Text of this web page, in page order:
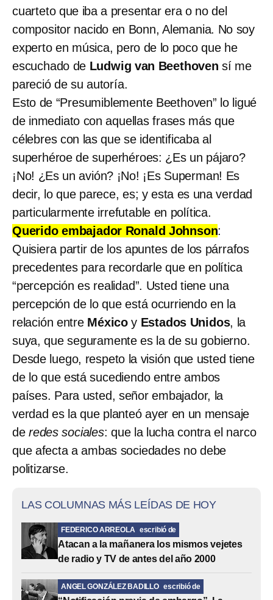
cuarteto que iba a presentar era o no del
compositor nacido en Bonn, Alemania. No soy
experto en música, pero de lo poco que he
escuchado de Ludwig van Beethoven sí me
pareció de su autoría.
Esto de “Presumiblemente Beethoven” lo ligué
de inmediato con aquellas frases más que
célebres con las que se identificaba al
superhéroe de superhéroes: ¿Es un pájaro?
¡No! ¿Es un avión? ¡No! ¡Es Superman! Es
decir, lo que parece, es; y esta es una verdad
particularmente irrefutable en política.
Querido embajador Ronald Johnson:
Quisiera partir de los apuntes de los párrafos
precedentes para recordarle que en política
“percepción es realidad”. Usted tiene una
percepción de lo que está ocurriendo en la
relación entre México y Estados Unidos, la
suya, que seguramente es la de su gobierno.
Desde luego, respeto la visión que usted tiene
de lo que está sucediendo entre ambos
países. Para usted, señor embajador, la
verdad es la que planteó ayer en un mensaje
de redes sociales: que la lucha contra el narco
que afecta a ambas sociedades no debe
politizarse.
LAS COLUMNAS MÁS LEÍDAS DE HOY
FEDERICO ARREOLA escribió de
Atacan a la mañanera los mismos vejetes
de radio y TV de antes del año 2000
ANGEL GONZÁLEZ BADILLO escribió de